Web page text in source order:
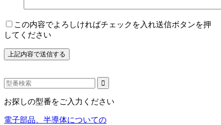
この内容でよろしければチェックを入れ送信ボタンを押
してください
お探しの型番をご入力ください
電子部品、半導体についての